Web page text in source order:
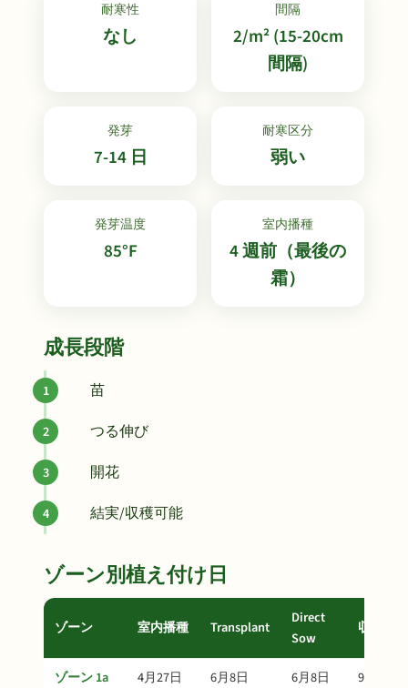
耐寒性
なし
間隔
2/m² (15-20cm
間隔)
発芽
7-14 日
耐寒区分
弱い
発芽温度
85°F
室内播種
4 週前（最後の
霜）
成長段階
苗
つる伸び
開花
結実/収穫可能
ゾーン別植え付け日
ゾーン 室内播種 Transplant
Direct
Sow
収穫
ゾーン 1a 4月27日 6月8日 6月8日
9月6日